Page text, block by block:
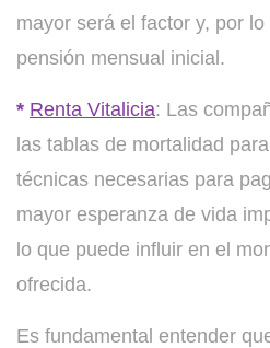
mayor será el factor y, por
pensión mensual inicial.
* Renta Vitalicia: Las
las tablas de mortalidad
técnicas necesarias para
mayor esperanza de vida
lo que puede influir en el
ofrecida.
Es fundamental entender